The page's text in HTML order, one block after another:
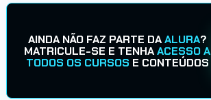
AINDA NÃO FAZ PARTE DAALURA?
MATRICULE-SE E TENHAACESSO A
TODOS OS CURSOS E CONTEÚDOS